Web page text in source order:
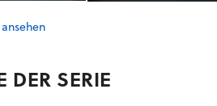
DER SERIE